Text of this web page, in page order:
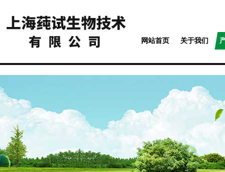
网站首页 关于我们